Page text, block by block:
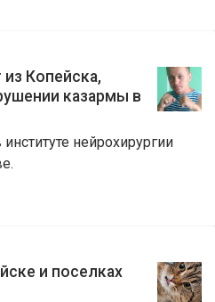
Копейска,
казармы в
нейрохирургии
и поселках